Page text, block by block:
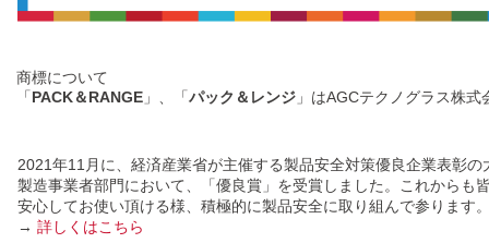
商標について
「PACK＆RANGE 」、「パック＆レンジ 」はAGCテクノグラス株
2021年11月に、経済産業省が主催する製品安全対策優良企業表彰の
製造事業者部門において、「優良賞」を受賞しました。これからも
安心してお使い頂ける様、積極的に製品安全に取り組んで参ります
→ 詳しくはこちら